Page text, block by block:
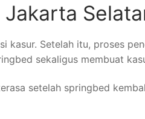
Setelah itu, proses
sekaligus membuat
setelah springbed